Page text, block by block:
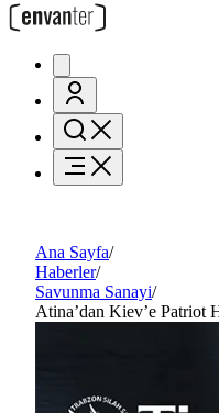
Ana Sayfa/
Haberler/
Savunma Sanayi/
Atina’dan Kiev’e Patriot